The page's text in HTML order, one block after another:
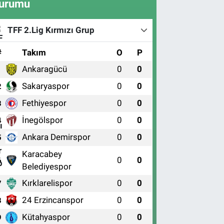
TFF 2.Lig Kırmızı Grup
Takım O P
Ankaragücü 0 0
Sakaryaspor 0 0
Fethiyespor 0 0
İnegölspor 0 0
Ankara Demirspor 0 0
Karacabey
Belediyespor
0 0
Kırklarelispor 0 0
24 Erzincanspor 0 0
Kütahyaspor 0 0